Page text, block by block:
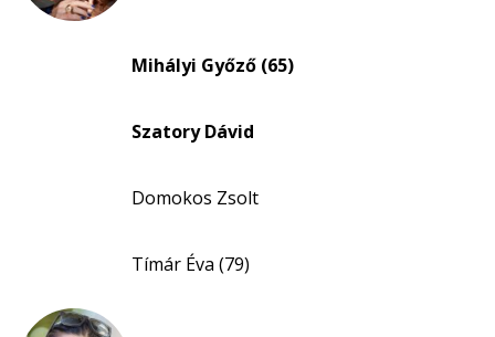
Mihályi Győző (65)
Szatory Dávid
Domokos Zsolt
Tímár Éva (79)